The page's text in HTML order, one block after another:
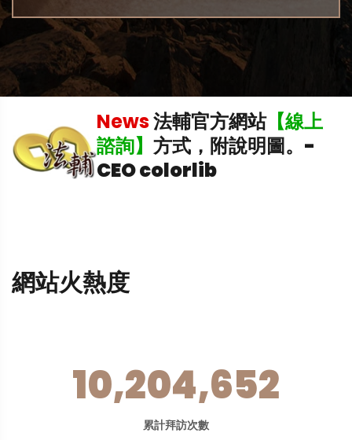
News法輔官方網站【線上
諮詢】 方式，附說明圖。 -
CEO colorlib
網站火熱度
10,204,652
累計拜訪次數